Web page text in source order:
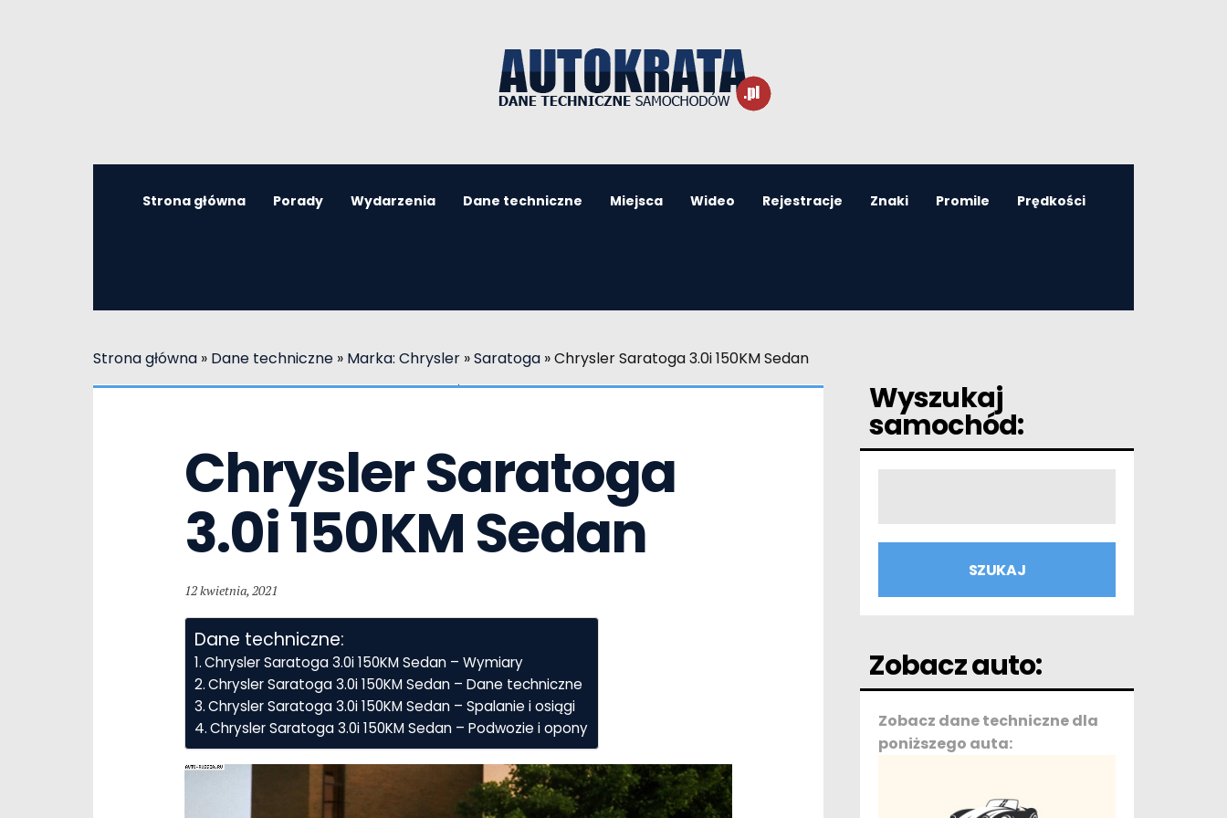
Strona główna Porady Wydarzenia Dane techniczne Miejsca Wideo Rejestracje Znaki Promile Prędkości
Strona główna » Dane techniczne » Marka: Chrysler »Saratoga »Chrysler Saratoga 3.0i 150KM Sedan
Chrysler Saratoga
3.0i 150KM Sedan
12 kwietnia, 2021
Dane techniczne:
Chrysler Saratoga 3.0i 150KM Sedan – Wymiary
Chrysler Saratoga 3.0i 150KM Sedan – Dane techniczne
Chrysler Saratoga 3.0i 150KM Sedan – Spalanie i osiągi
Chrysler Saratoga 3.0i 150KM Sedan – Podwozie i opony
Wyszukaj
samochód:
Zobacz auto:
Zobacz dane techniczne dla
poniższego auta: